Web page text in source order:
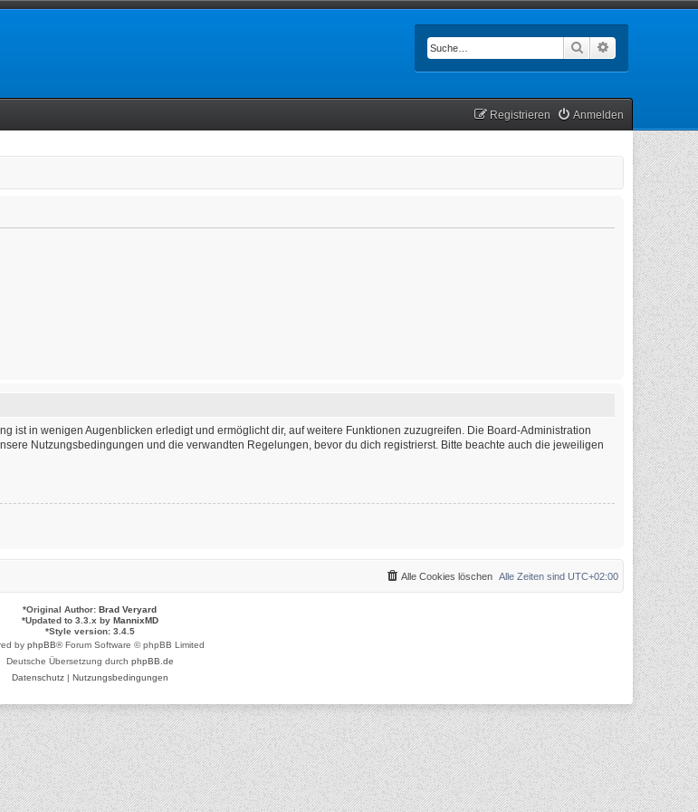
Suche
Anmelden
Registrieren
ist in wenigen Augenblicken erledigt und ermöglicht dir, auf weitere Funktionen zuzugreifen. Die Board-Administration
Nutzungsbedingungen und die verwandten Regelungen, bevor du dich registrierst. Bitte beachte auch die jeweiligen
Alle Zeiten sind UTC+02:00
Alle Cookies löschen
*Original Author: Brad Veryard
*Updated to 3.3.x by MannixMD
*Style version: 3.4.5
by phpBB® Forum Software © phpBB Limited
Deutsche Übersetzung durch phpBB.de
Datenschutz| Nutzungsbedingungen